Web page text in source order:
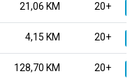
21,06 KM 20+
4,15 KM 20+
128,70 KM 20+